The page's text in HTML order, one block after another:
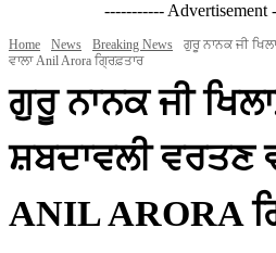
----------- Advertisement
Home News Breaking News
ਗੁਰੂ ਨਾਨਕ ਜੀ
ਵਾਲਾ Anil Arora ਗ੍ਰਿਫ਼ਤਾਰ
ਗੁਰੂ ਨਾਨਕ ਜੀ
ਸ਼ਬਦਾਵਲੀ ਵਰਤਣ
ANIL ARORA